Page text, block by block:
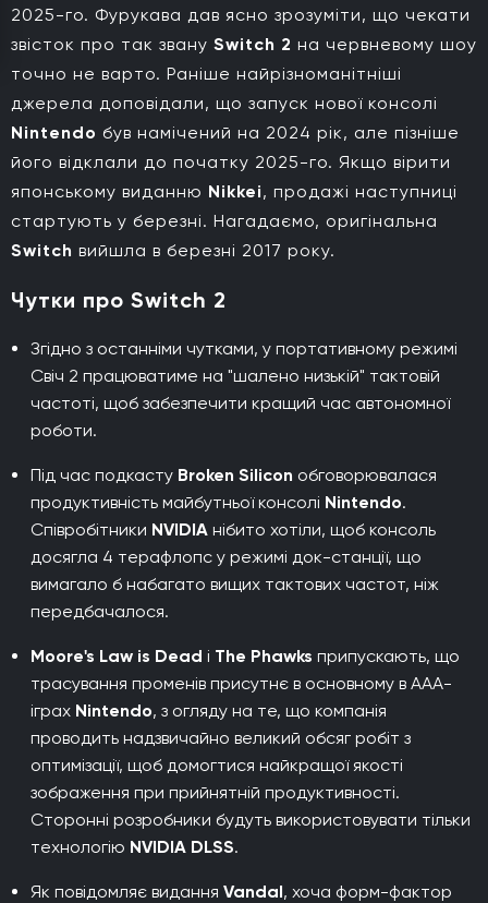
2025-го. Фурукава дав ясно зрозуміти, що чекати
звісток про так звану Switch 2 на червневому шоу
точно не варто. Раніше найрізноманітніші
джерела доповідали, що запуск нової консолі
Nintendo був намічений на 2024 рік, але пізніше
його відклали до початку 2025-го. Якщо вірити
японському виданню Nikkei, продажі наступниці
стартують у березні. Нагадаємо, оригінальна
Switch вийшла в березні 2017 року.
Чутки про Switch 2
Згідно з останніми чутками, у портативному режимі
Свіч 2 працюватиме на "шалено низькій" тактовій
частоті, щоб забезпечити кращий час автономної
роботи.
Під час подкасту Broken Silicon обговорювалася
продуктивність майбутньої консолі Nintendo.
Співробітники NVIDIA нібито хотіли, щоб консоль
досягла 4 терафлопс у режимі док-станції, що
вимагало б набагато вищих тактових частот, ніж
передбачалося.
Moore's Law is Dead і The Phawks припускають, що
трасування променів присутнє в основному в ААА-
іграх Nintendo, з огляду на те, що компанія
проводить надзвичайно великий обсяг робіт з
оптимізації, щоб домогтися найкращої якості
зображення при прийнятній продуктивності.
Сторонні розробники будуть використовувати тільки
технологію NVIDIA DLSS.
Як повідомляє видання Vandal, хоча форм-фактор